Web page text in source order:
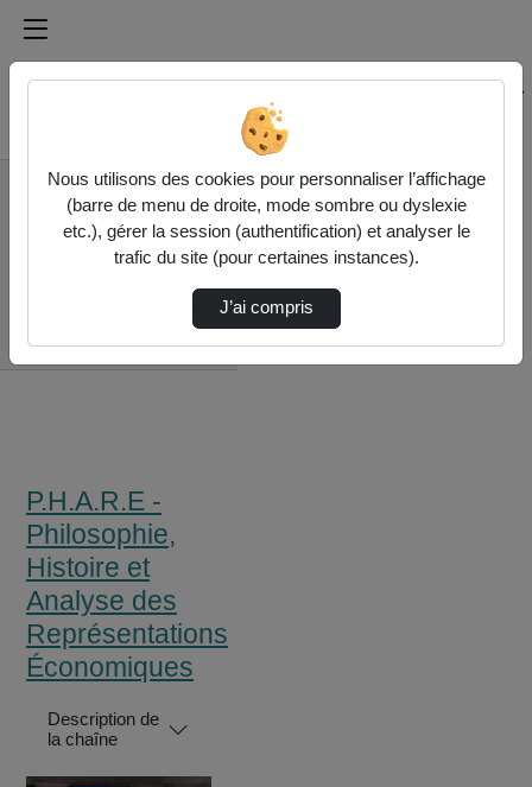
Médiathèque de l'université Paris
Rechercher un média sur Médiathèque de l'université
Accueil
P.H.A.R.E -
Philosophie, Histoire
et Analyse des
P.H.A.R.E -
Philosophie,
Histoire et
Analyse des
Représentations
Économiques
Description de
la chaîne
Nous utilisons des cookies pour personnaliser l’affichage
(barre de menu de droite, mode sombre ou dyslexie
etc.), gérer la session (authentification) et analyser le
trafic du site (pour certaines instances).
J’ai compris